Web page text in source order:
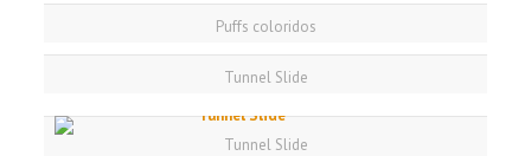
Puffs coloridos
Tunnel Slide
Tunnel Slide